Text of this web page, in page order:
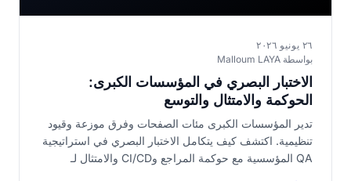
٢٦ يونيو ٢٠٢٦
بواسطة Malloum LAYA
الاختبار البصري في المؤسسات الكبرى:
الحوكمة والامتثال والتوسع
تدير المؤسسات الكبرى مئات الصفحات وفرق موزعة وقيود
تنظيمية. اكتشف كيف يتكامل الاختبار البصري في استراتيجية
QA المؤسسية مع حوكمة المراجع وCI/CD والامتثال لـ